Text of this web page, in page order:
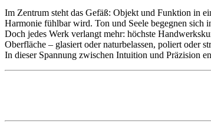
Im Zentrum steht das Gefäß: Objekt und Funktion in
Harmonie fühlbar wird. Ton und Seele begegnen sich
Doch jedes Werk verlangt mehr: höchste
Oberfläche – glasiert oder naturbelassen, poliert oder
In dieser Spannung zwischen Intuition und Präzision